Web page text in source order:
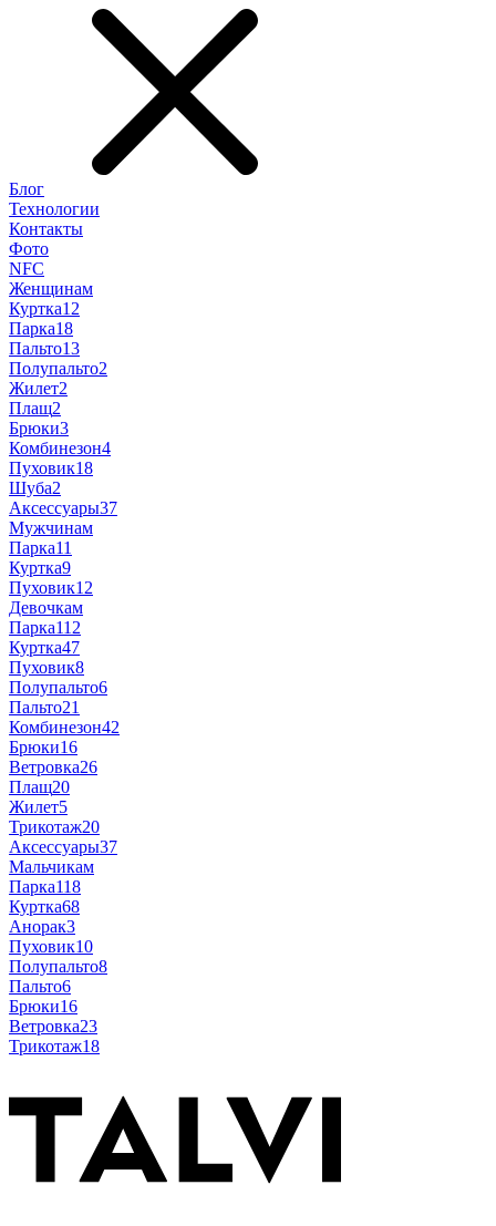
Блог
Технологии
Контакты
Фото
NFC
Женщинам
Куртка12
Парка18
Пальто13
Полупальто2
Жилет2
Плащ2
Брюки3
Комбинезон4
Пуховик18
Шуба2
Аксессуары37
Мужчинам
Парка11
Куртка9
Пуховик12
Девочкам
Парка112
Куртка47
Пуховик8
Полупальто6
Пальто21
Комбинезон42
Брюки16
Ветровка26
Плащ20
Жилет5
Трикотаж20
Аксессуары37
Мальчикам
Парка118
Куртка68
Анорак3
Пуховик10
Полупальто8
Пальто6
Брюки16
Ветровка23
Трикотаж18